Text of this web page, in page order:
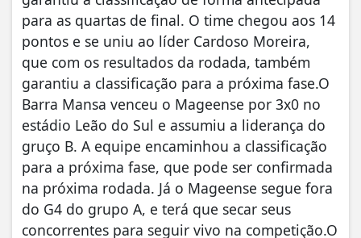
para as quartas de final. O time chegou aos 14
pontos e se uniu ao líder Cardoso Moreira,
que com os resultados da rodada, também
garantiu a classificação para a próxima fase.O
Barra Mansa venceu o Mageense por 3x0 no
estádio Leão do Sul e assumiu a liderança do
gruço B. A equipe encaminhou a classificação
para a próxima fase, que pode ser confirmada
na próxima rodada. Já o Mageense segue fora
do G4 do grupo A, e terá que secar seus
concorrentes para seguir vivo na competição.O